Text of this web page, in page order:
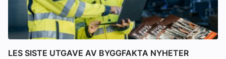
LES SISTE UTGAVE AV BYGGFAKTA NYHETER